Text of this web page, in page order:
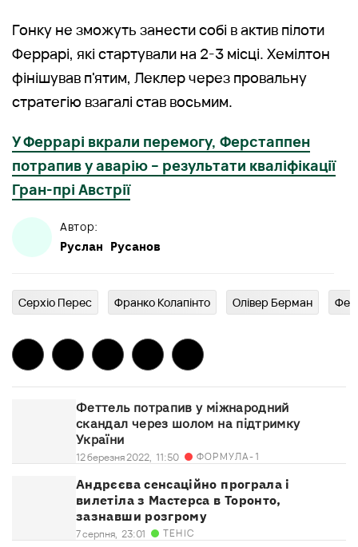
Гонку не зможуть занести собі в актив пілоти
Феррарі, які стартували на 2-3 місці. Хемілтон
фінішував п'ятим, Леклер через провальну
стратегію взагалі став восьмим.
У Феррарі вкрали перемогу, Ферстаппен
потрапив у аварію – результати кваліфікації
Гран-прі Австрії
Автор:
Руслан Русанов
Серхіо Перес Франко Колапінто Олівер Берман
Феттель потрапив у міжнародний
скандал через шолом на підтримку
України
12 березня 2022, 11:50 ФОРМУЛА-1
Андрєєва сенсаційно програла і
вилетіла з Мастерса в Торонто,
зазнавши розгрому
7 серпня, 23:01 ТЕНІС